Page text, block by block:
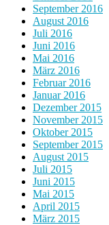
September 2016
August 2016
Juli 2016
Juni 2016
Mai 2016
März 2016
Februar 2016
Januar 2016
Dezember 2015
November 2015
Oktober 2015
September 2015
August 2015
Juli 2015
Juni 2015
Mai 2015
April 2015
März 2015